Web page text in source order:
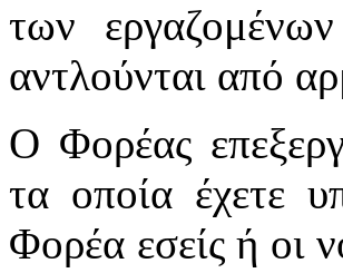
των
αντλούνται από
Ο Φορέας
τα οποία έχετε
Φορέα εσείς ή οι